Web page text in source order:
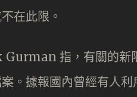
在此限。
指，有關的新
。據報國內曾經有人